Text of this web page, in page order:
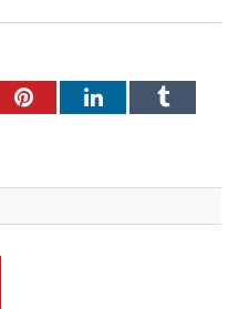
PinterestLinkedInTumblr